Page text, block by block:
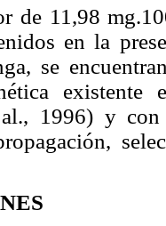
de 11,98
en la
se
1996) y